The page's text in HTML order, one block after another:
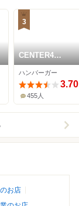
3
CENTER4
HAMBURGERS
ハンバーガー
3.70
455人
お店